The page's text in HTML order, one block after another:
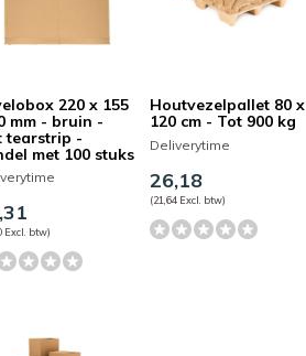
220 x 155
mm - bruin -
tearstrip -
met 100 stuks
Excl. btw)
Houtvezelpallet 80 x
120 cm - Tot 900 kg
Deliverytime
26,18
(21,64 Excl. btw)